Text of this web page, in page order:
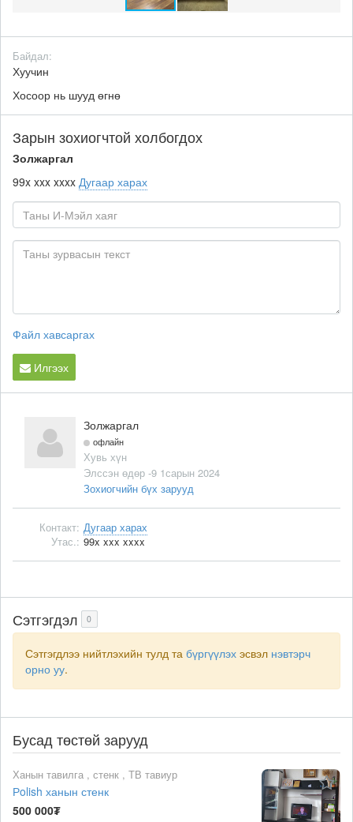
Байдал:
Хуучин
Хосоор нь шууд өгнө
Зарын зохиогчтой холбогдох
Золжаргал
99x xxx xxxx Дугаар харах
Файл хавсаргах
Илгээх
Золжаргал
офлайн
Хувь хүн
Элссэн өдөр -9 1сарын 2024
Зохиогчийн бүх зарууд
Контакт: Дугаар харах
Утас.: 99x xxx xxxx
Сэтгэгдэл 0
Сэтгэгдлээ нийтлэхийн тулд та бүргүүлэх эсвэл нэвтэрч
орно уу.
Бусад төстөй зарууд
Ханын тавилга , стенк , ТВ тавиур
Рolish ханын стенк
500 000₮